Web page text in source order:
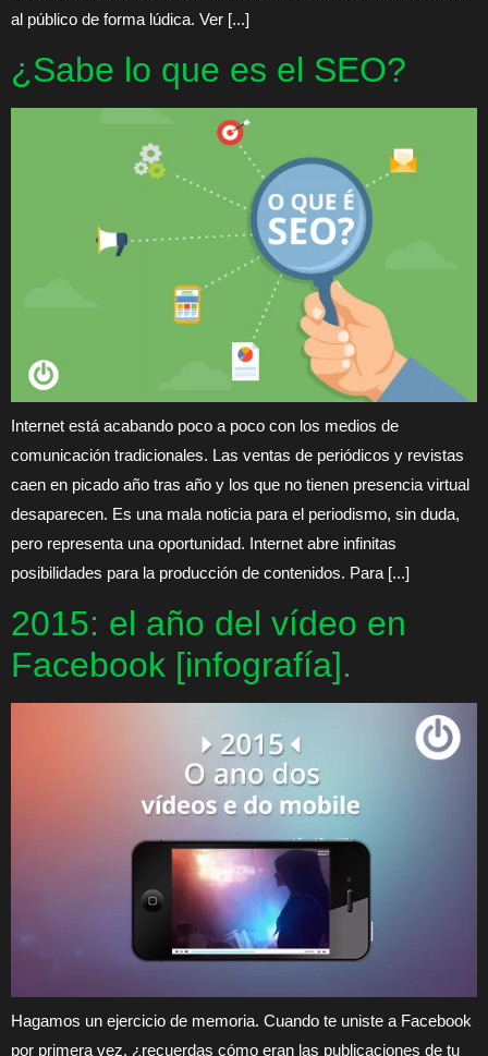
al público de forma lúdica. Ver [...]
¿Sabe lo que es el SEO?
Internet está acabando poco a poco con los medios de
comunicación tradicionales. Las ventas de periódicos y revistas
caen en picado año tras año y los que no tienen presencia virtual
desaparecen. Es una mala noticia para el periodismo, sin duda,
pero representa una oportunidad. Internet abre infinitas
posibilidades para la producción de contenidos. Para [...]
2015: el año del vídeo en
Facebook [infografía].
Hagamos un ejercicio de memoria. Cuando te uniste a Facebook
por primera vez, ¿recuerdas cómo eran las publicaciones de tu